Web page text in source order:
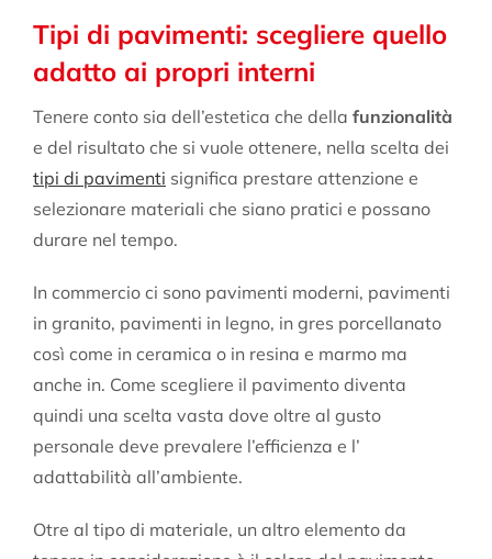
Tipi di pavimenti: scegliere quello
adatto ai propri interni
Tenere conto sia dell’estetica che della funzionalità
e del risultato che si vuole ottenere, nella scelta dei
tipi di pavimenti significa prestare attenzione e
selezionare materiali che siano pratici e possano
durare nel tempo.
In commercio ci sono pavimenti moderni, pavimenti
in granito, pavimenti in legno, in gres porcellanato
così come in ceramica o in resina e marmo ma
anche in. Come scegliere il pavimento diventa
quindi una scelta vasta dove oltre al gusto
personale deve prevalere l’efficienza e l’
adattabilità all’ambiente.
Otre al tipo di materiale, un altro elemento da